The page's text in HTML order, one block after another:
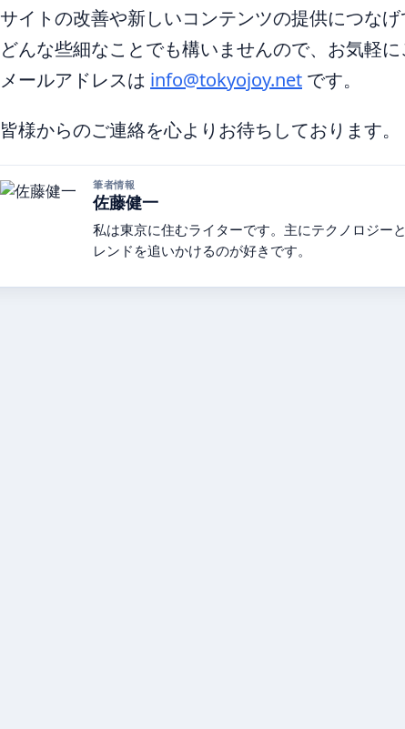
サイトの改善や新しいコンテンツの提供につなげ
どんな些細なことでも構いませんので、お気軽に
メールアドレスは info@tokyojoy.net です。
皆様からのご連絡を心よりお待ちしております。
筆者情報
佐藤健一
私は東京に住むライターです。主にテクノロジー
レンドを追いかけるのが好きです。